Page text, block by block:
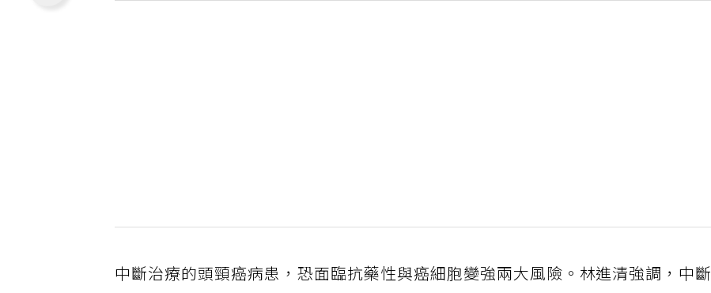
中斷治療的頭頸癌病患，恐面臨抗藥性與癌細胞變強兩大風險。林進清強調，中斷